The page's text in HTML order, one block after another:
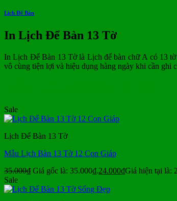
Lịch Để Bàn
In Lịch Để Bàn 13 Tờ
In Lịch Để Bàn 13 Tờ là Lịch để bàn chữ A có 13
vô cùng tiện lợi và hiệu dụng hàng ngày khi cần ghi
Sale
Lịch Để Bàn 13 Tờ
Mẫu Lịch Bàn 13 Tờ 12 Con Giáp
35.000₫ Giá gốc là: 35.000₫.24.000₫Giá hiện tại là:
Sale